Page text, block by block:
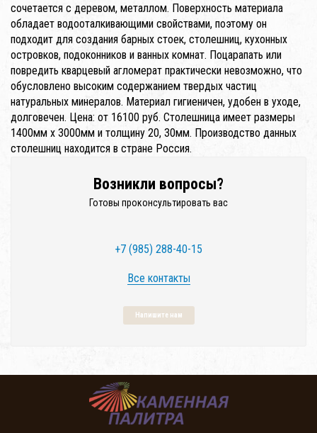
сочетается с деревом, металлом. Поверхность материала
обладает водооталкивающими свойствами, поэтому он
подходит для создания барных стоек, столешниц, кухонных
островков, подоконников и ванных комнат. Поцарапать или
повредить кварцевый агломерат практически невозможно, что
обусловлено высоким содержанием твердых частиц
натуральных минералов. Материал гигиеничен, удобен в уходе,
долговечен. Цена: от 16100 руб. Столешница имеет размеры
1400мм x 3000мм и толщину 20, 30мм. Производство данных
столешниц находится в стране Россия.
Возникли вопросы?
Готовы проконсультировать вас
+7 (985) 288-40-15
Все контакты
Напишите нам